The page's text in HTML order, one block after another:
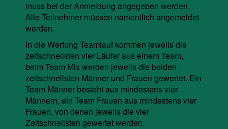
muss bei der Anmeldung angegeben werden.
Alle Teilnehmer müssen namentlich angemeldet
werden.
In die Wertung Teamlauf kommen jeweils die
zeitschnellsten vier Läufer aus einem Team,
beim Team Mix werden jeweils die beiden
zeitschnellsten Männer und Frauen gewertet. Ein
Team Männer besteht aus mindestens vier
Männern, ein Team Frauen aus mindestens vier
Frauen, von denen jeweils die vier
Zeitschnellsten gewertet werden.